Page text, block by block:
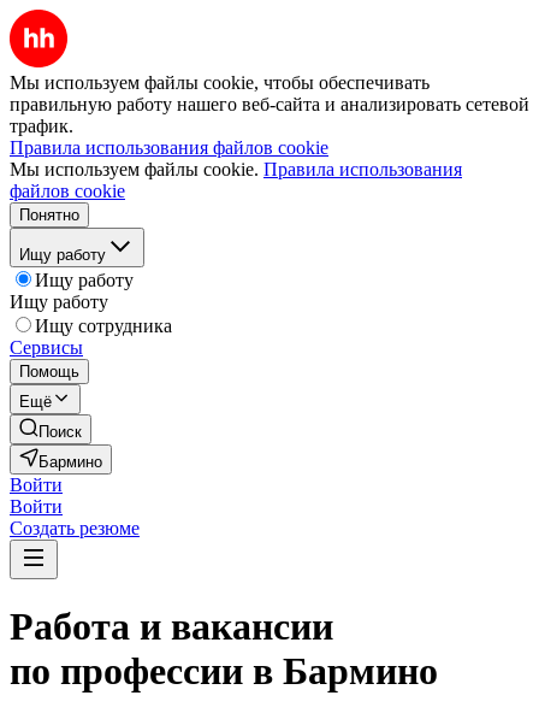
Мы используем файлы cookie, чтобы обеспечивать
правильную работу нашего веб-сайта и анализировать сетевой
трафик.
Правила использования файлов cookie
Мы используем файлы cookie. Правила использования
файлов cookie
Понятно
Ищу работу
Ищу работу
Ищу работу
Ищу сотрудника
Сервисы
Помощь
Ещё
Поиск
Бармино
Войти
Войти
Создать резюме
Работа и вакансии
по профессии в Бармино